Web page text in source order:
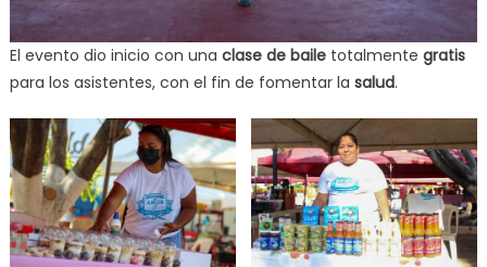
El evento dio inicio con una clase de bailetotalmente gratis
para los asistentes, con el fin de fomentar la salud.